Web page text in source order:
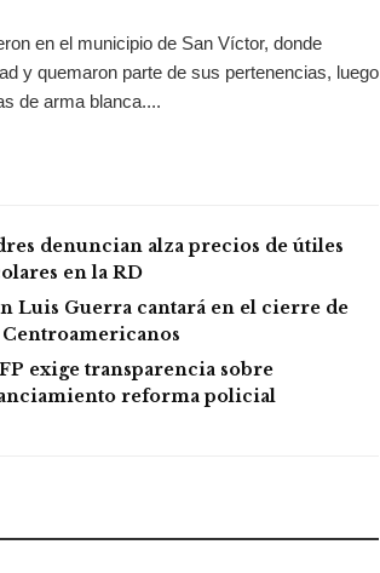
en el municipio de San Víctor, donde
y quemaron parte de sus pertenencias, luego
de arma blanca....
denuncian alza precios de útiles
en la RD
Luis Guerra cantará en el cierre de
Centroamericanos
exige transparencia sobre
reforma policial